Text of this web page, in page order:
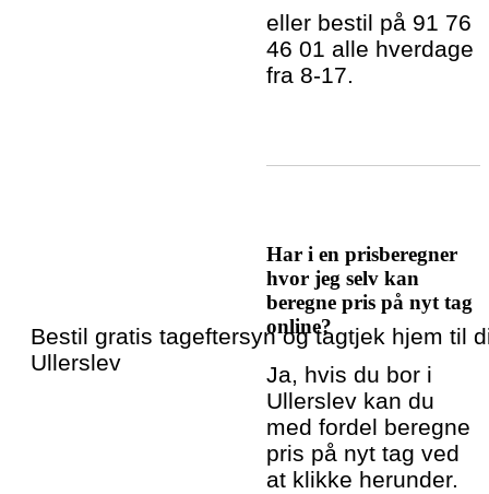
Bestil gratis tageftersyn og tagtjek hjem til
Ullerslev
eller bestil på 91 76
46 01 alle hverdage
fra 8-17.
Har i en prisberegner
hvor jeg selv kan
beregne pris på nyt tag
online?
Ja, hvis du bor i
Ullerslev kan du
med fordel beregne
pris på nyt tag ved
at klikke herunder.